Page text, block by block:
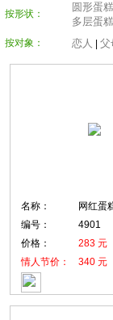
按形状：
圆形蛋糕
多层蛋糕
按对象： 恋人 父
名称：
网红蛋
编号：
4901
价格：
283 元
情人节价：
340 元